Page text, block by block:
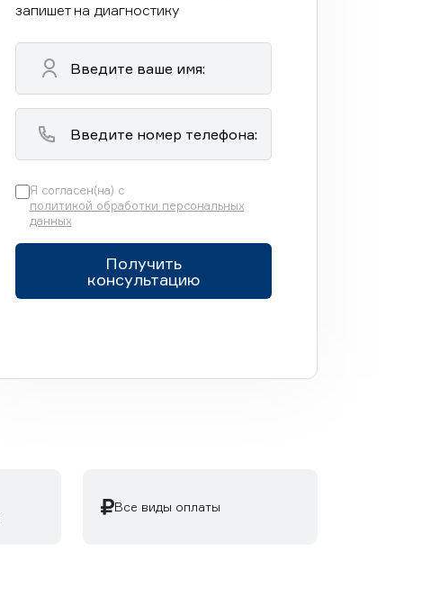
запишет на диагностику
Я согласен(на) с
политикой обработки персональных
данных
Получить
консультацию
Все виды оплаты